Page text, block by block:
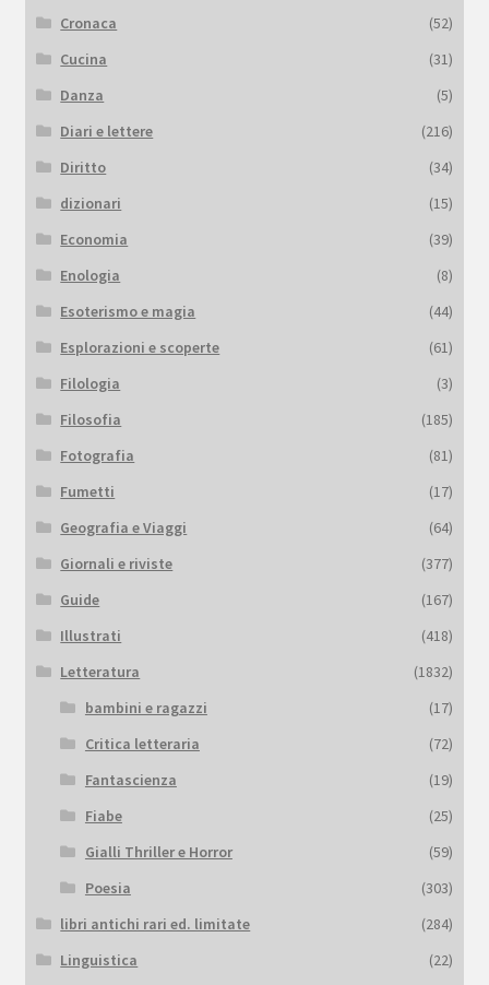
Cronaca
(52)
Cucina
(31)
Danza
(5)
Diari e lettere
(216)
Diritto
(34)
dizionari
(15)
Economia
(39)
Enologia
(8)
Esoterismo e magia
(44)
Esplorazioni e scoperte
(61)
Filologia
(3)
Filosofia
(185)
Fotografia
(81)
Fumetti
(17)
Geografia e Viaggi
(64)
Giornali e riviste
(377)
Guide
(167)
Illustrati
(418)
Letteratura
(1832)
bambini e ragazzi
(17)
Critica letteraria
(72)
Fantascienza
(19)
Fiabe
(25)
Gialli Thriller e Horror
(59)
Poesia
(303)
libri antichi rari ed. limitate
(284)
Linguistica
(22)